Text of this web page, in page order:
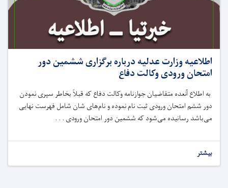
اطلاعیه وزارت عدلیه درباره برگزاری ششمین دور
امتحان ورودی وکالت دفاع
به اطلاع آنعده متقاضیان جوازنامه وکالت دفاع که قبلاً بخاطر سپری نمودن
دور ششم امتحان ورودی ثبت نام نموده و نام‌های شان شامل فهرست نهایی
می‌باشد رسانیده می‌شود که ششمین دور امتحان ورودی . . .
بیشتر